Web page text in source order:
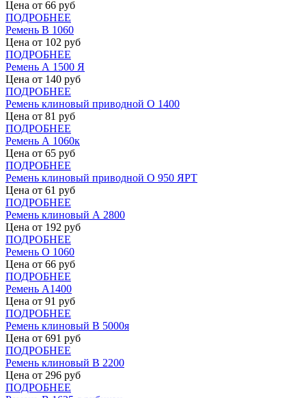
Цена от 66 руб
ПОДРОБНЕЕ
Ремень В 1060
Цена от 102 руб
ПОДРОБНЕЕ
Ремень А 1500 Я
Цена от 140 руб
ПОДРОБНЕЕ
Ремень клиновый приводной О 1400
Цена от 81 руб
ПОДРОБНЕЕ
Ремень А 1060к
Цена от 65 руб
ПОДРОБНЕЕ
Ремень клиновый приводной О 950 ЯРТ
Цена от 61 руб
ПОДРОБНЕЕ
Ремень клиновый А 2800
Цена от 192 руб
ПОДРОБНЕЕ
Ремень О 1060
Цена от 66 руб
ПОДРОБНЕЕ
Ремень А1400
Цена от 91 руб
ПОДРОБНЕЕ
Ремень клиновый В 5000я
Цена от 691 руб
ПОДРОБНЕЕ
Ремень клиновый В 2200
Цена от 296 руб
ПОДРОБНЕЕ